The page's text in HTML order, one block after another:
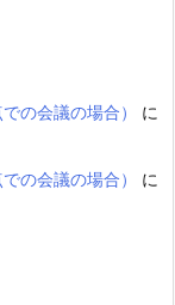
の会議の場合）
に
の会議の場合）
に